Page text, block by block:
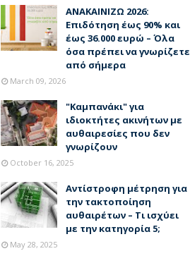
ΑΝΑΚΑΙΝΙΖΩ 2026:
Επιδότηση έως 90% και
έως 36.000 ευρώ – Όλα
όσα πρέπει να γνωρίζετε
από σήμερα
March 09, 2026
"Καμπανάκι" για
ιδιοκτήτες ακινήτων με
αυθαιρεσίες που δεν
γνωρίζουν
October 16, 2025
Αντίστροφη μέτρηση για
την τακτοποίηση
αυθαιρέτων – Τι ισχύει
με την κατηγορία 5;
May 28, 2025